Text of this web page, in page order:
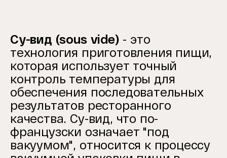
Су-вид (sous vide) - это
технология приготовления пищи,
которая использует точный
контроль температуры для
обеспечения последовательных
результатов ресторанного
качества. Су-вид, что по-
французски означает "под
вакуумом", относится к процессу